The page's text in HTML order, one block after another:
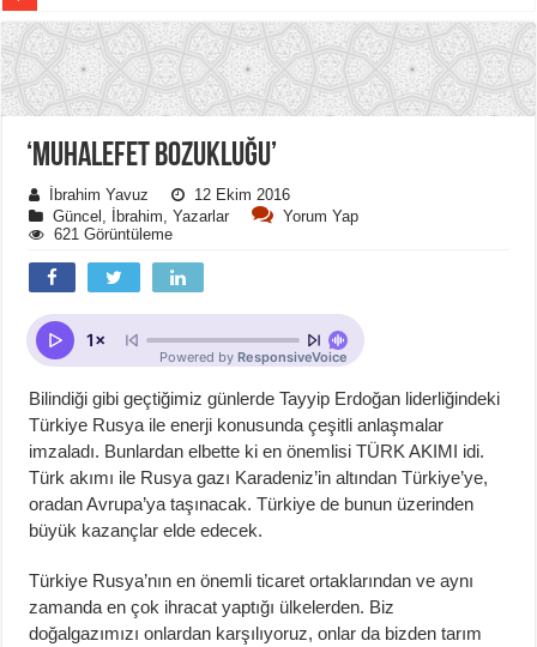
‘MUHALEFET BOZUKLUĞU’
İbrahim Yavuz
12 Ekim 2016
Güncel
İbrahim ,Yazarlar
Yorum Yap
621 Görüntüleme
Bilindiği gibi geçtiğimiz günlerde Tayyip Erdoğan liderliğindeki
Türkiye Rusya ile enerji konusunda çeşitli anlaşmalar
imzaladı. Bunlardan elbette ki en önemlisi TÜRK AKIMI idi.
Türk akımı ile Rusya gazı Karadeniz’in altından Türkiye’ye,
oradan Avrupa’ya taşınacak. Türkiye de bunun üzerinden
büyük kazançlar elde edecek.
Türkiye Rusya’nın en önemli ticaret ortaklarından ve aynı
zamanda en çok ihracat yaptığı ülkelerden. Biz
doğalgazımızı onlardan karşılıyoruz, onlar da bizden tarım